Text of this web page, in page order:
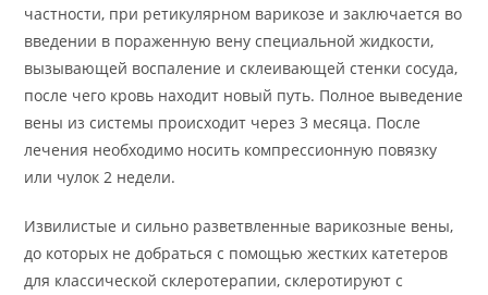
частности, при ретикулярном варикозе и заключается во
введении в пораженную вену специальной жидкости,
вызывающей воспаление и склеивающей стенки сосуда,
после чего кровь находит новый путь. Полное выведение
вены из системы происходит через 3 месяца. После
лечения необходимо носить компрессионную повязку
или чулок 2 недели.
Извилистые и сильно разветвленные варикозные вены,
до которых не добраться с помощью жестких катетеров
для классической склеротерапии, склеротируют с